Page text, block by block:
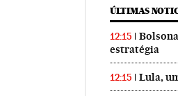
ÚLTIMAS
12:15
estratégia
12:15 Lula,